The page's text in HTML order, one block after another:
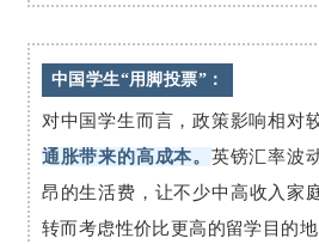
中国学生“用脚投票”：
对中国学生而言，政策影响相对
通胀带来的高成本。 英镑汇率波
昂的生活费，让不少中高收入家
转而考虑性价比更高的留学目的地